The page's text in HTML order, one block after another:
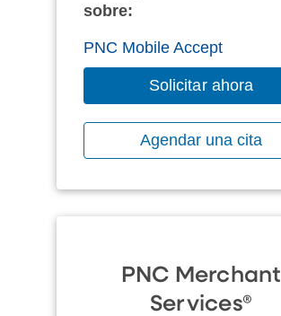
sobre:
PNC Mobile Accept
Solicitar ahora
Agendar una cita
PNC Merchant
Services®